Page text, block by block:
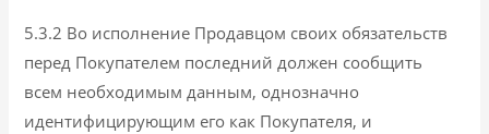
5.3.2 Во исполнение Продавцом своих обязательств
перед Покупателем последний должен сообщить
всем необходимым данным, однозначно
идентифицирующим его как Покупателя, и